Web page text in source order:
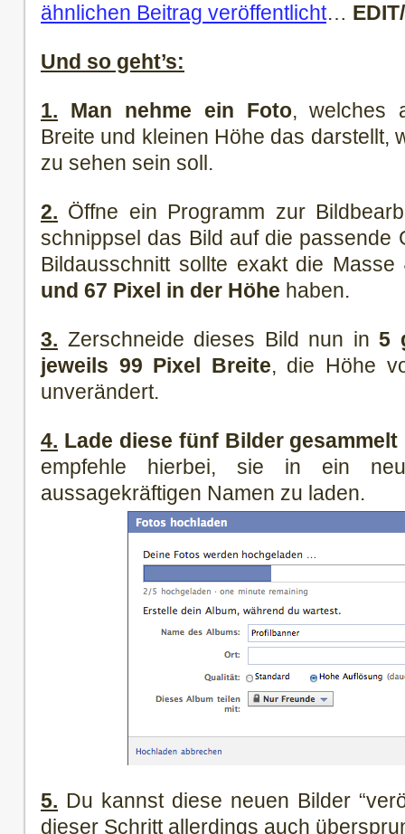
ähnlichen Beitrag veröffentlicht… EDIT/
Und so geht’s:
1. Man nehme ein Foto, welches
Breite und kleinen Höhe das darstellt,
zu sehen sein soll.
2. Öffne ein Programm zur
schnippsel das Bild auf die passende
Bildausschnitt sollte exakt die Masse
und 67 Pixel in der Höhe haben.
3. Zerschneide dieses Bild nun in 5
jeweils 99 Pixel Breite, die Höhe
unverändert.
4. Lade diese fünf Bilder
empfehle hierbei, sie in ein
aussagekräftigen Namen zu laden.
5. Du kannst diese neuen Bilder
dieser Schritt allerdings auch